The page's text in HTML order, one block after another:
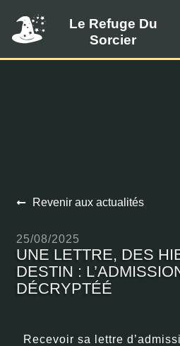
Le Refuge Du
Sorcier
Revenir aux actualités
25/08/2025
UNE LETTRE, DES
DESTIN :
DÉCRYPTÉÉ
Recevoir sa lettre